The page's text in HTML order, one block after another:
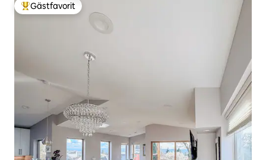
Populär gästfavorit
Gästfavorit